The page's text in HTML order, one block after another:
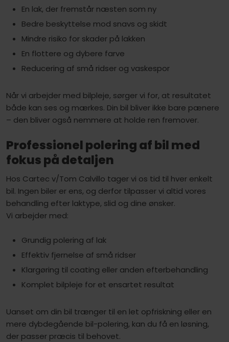
En lak, der fremstår næsten som ny
Bedre beskyttelse mod snavs og skidt
Mindre risiko for skader på lakken
En flottere og dybere farve
Reducering af små ridser og vaskespor
Når vi arbejder med bilpleje, sørger vi for, at resultatet
både kan ses og mærkes. Din bil bliver ikke bare pænere
– den bliver også nemmere at holde ren fremover.
Professionel polering af bil med
fokus på detaljen
Hos Cartec v/Tom Calvillo tager vi os tid til hver enkelt
bil. Ingen biler er ens, og derfor tilpasser vi altid vores
behandling efter laktype, slid og dine ønsker.
Vi arbejder med:
Grundig polering af lak
Effektiv fjernelse af små ridser
Klargøring til coating eller anden efterbehandling
Komplet bilpleje for et ensartet resultat
Uanset om din bil trænger til en let opfriskning eller en
mere dybdegående bil-polering, kan du få en løsning,
der passer præcis til behovet.